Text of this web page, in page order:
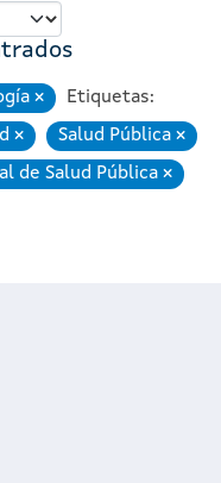
EliminarEtiquetas:
EliminarSalud Pública
de Salud Pública Eliminar